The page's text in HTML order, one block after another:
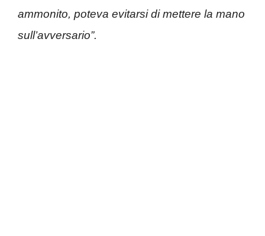
ammonito, poteva evitarsi di mettere la mano
sull’avversario”.